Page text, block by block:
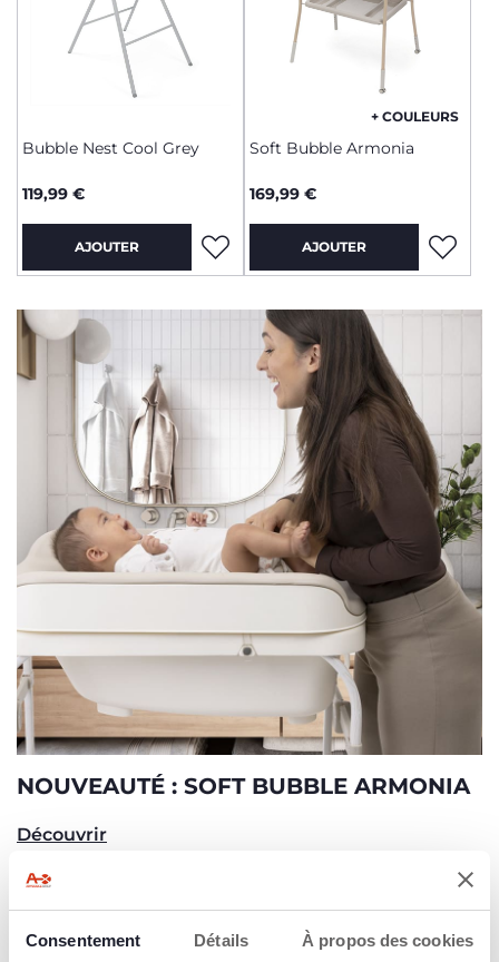
Consentement Détails À propos des cookies
Bubble Nest Cool Grey
119,99 €
AJOUTER
+ COULEURS
Soft Bubble Armonia
169,99 €
AJOUTER
NOUVEAUTÉ : SOFT BUBBLE ARMONIA
Découvrir
2=3 2=3